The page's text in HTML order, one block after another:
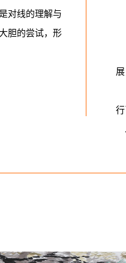
对线的理解与
胆的尝试，形
行